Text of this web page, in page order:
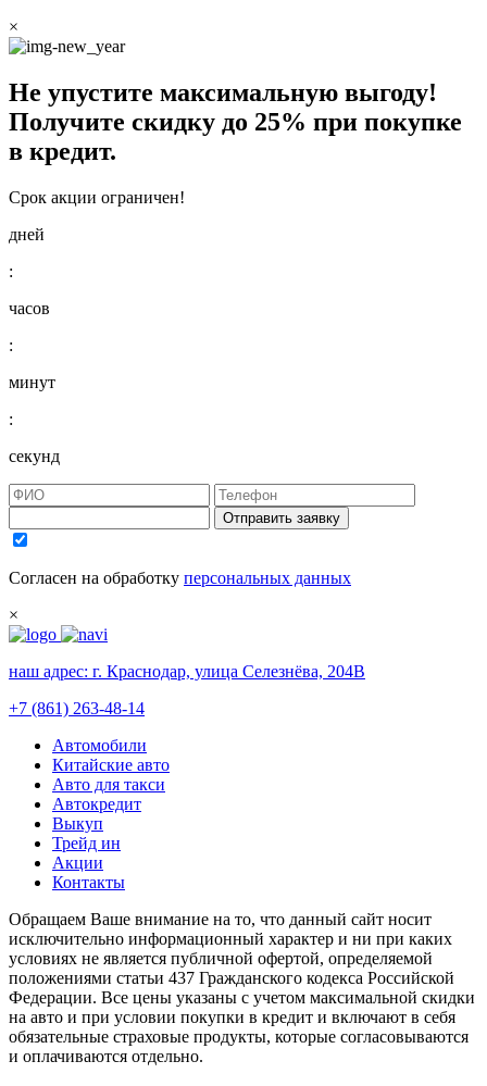
×
Не упустите максимальную выгоду!
Получите скидку до 25% при покупке
в кредит.
Срок акции ограничен!
дней
:
часов
:
минут
:
секунд
Отправить заявку
Согласен на обработку персональных данных
×
наш адрес: г. Краснодар, улица Селезнёва, 204В
+7 (861) 263-48-14
Автомобили
Китайские авто
Авто для такси
Автокредит
Выкуп
Трейд ин
Акции
Контакты
Обращаем Ваше внимание на то, что данный сайт носит
исключительно информационный характер и ни при каких
условиях не является публичной офертой, определяемой
положениями статьи 437 Гражданского кодекса Российской
Федерации. Все цены указаны с учетом максимальной скидки
на авто и при условии покупки в кредит и включают в себя
обязательные страховые продукты, которые согласовываются
и оплачиваются отдельно.